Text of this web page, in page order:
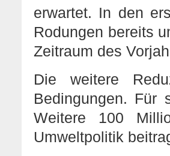
erwartet. In den
Rodungen bereits
Zeitraum des
Die weitere
Bedingungen. Für
Weitere 100
Umweltpolitik